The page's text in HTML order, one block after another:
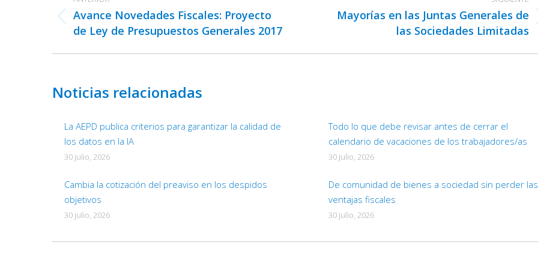
entre
publicaciones
Publicación
anterior:
Avance Novedades Fiscales: Proyecto
de Ley de Presupuestos Generales 2017
Publicación
Mayorías en las Juntas Generales de
las Sociedades Limitadas
Noticias relacionadas
La AEPD publica criterios para garantizar la calidad de
los datos en la IA
30 julio, 2026
Todo lo que debe revisar antes de cerrar el
calendario de vacaciones de los trabajadores/as
30 julio, 2026
Cambia la cotización del preaviso en los despidos
objetivos
30 julio, 2026
De comunidad de bienes a sociedad sin perder las
ventajas fiscales
30 julio, 2026